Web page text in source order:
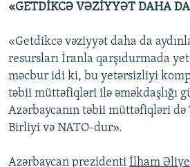
«GETDİKCƏ VƏZİYYƏT DAHA
«Getdikcə vəziyyət daha da
resursları İranla qarşıdurmada
məcbur idi ki, bu yetərsizliyi
təbii müttəfiqləri ilə əməkdaşlığı
Azərbaycanın təbii müttəfiqləri də
Birliyi və NATO-dur».
Azərbaycan prezidenti İlham